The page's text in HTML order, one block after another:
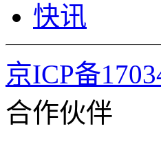
快讯
京ICP备
合作伙伴